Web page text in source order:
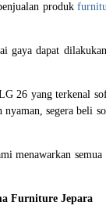
produk
dapat
26 yang terkenal
segera beli
Furniture Jepara